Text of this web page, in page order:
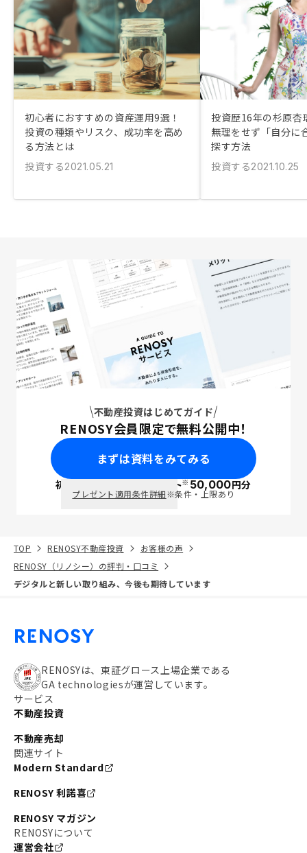
初心者におすすめの資産運用9選！
投資の種類やリスク、成功率を高め
る方法とは
投資する2021.05.21
投資歴16年の杉原杏
無理をせず「自分に
探す方法
投資する2021.10.25
不動産投資はじめてガイド
RENOSY会員限定で無料公開中！
まずは資料をみてみる
初回面談で ポイント※50,000円分
プレゼント適用条件詳細※条件・上限あり
TOP RENOSY不動産投資
お客様の声
RENOSY（リノシー）の評判・口コミ
デジタルと新しい取り組み、今後も期待しています
RENOSYは、東証グロース上場企業である
GA technologiesが運営しています。
サービス
不動産投資
不動産売却
関連サイト
Modern Standard
RENOSY 利諾喜
RENOSY マガジン
RENOSYについて
運営会社